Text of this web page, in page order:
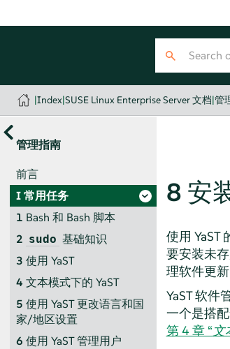
|Index|SUSE Linux Enterprise Server 文档|管
管理指南
前言
I常用任务
1 Bash 和 Bash 脚本
2 sudo 基础知识
3 使用 YaST
4 文本模式下的 YaST
5 使用 YaST 更改语言和国
家/地区设置
6 使用 YaST 管理用户
8 安
使用 YaST
要安装未
理软件更
YaST 软件
一个是搭
第 4 章 “文